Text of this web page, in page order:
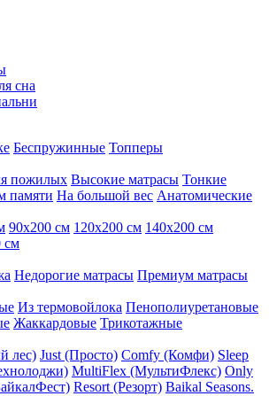
сна
Беспружинные Топперы
пожилых Высокие матрасы Тонкие
памяти На большой вес Анатомические
90х200 см 120х200 см 140х200 см
см
Недорогие матрасы Премиум матрасы
Из термовойлока Пенополиуретановые
Жаккардовые Трикотажные
лес) Just (Просто) Comfy (Комфи) Sleep
MultiFlex (МультиФлекс) Only
Resort (Резорт) Baikal Seasons.